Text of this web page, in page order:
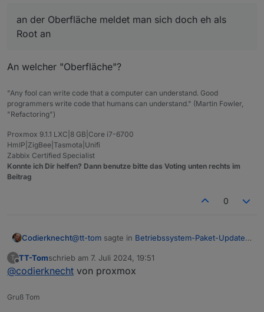
an der Oberfläche meldet man sich doch eh als
Root an
An welcher "Oberfläche"?
"Any fool can write code that a computer can understand. Good
programmers write code that humans can understand." (Martin Fowler,
"Refactoring")
Proxmox 9.1.1 LXC|8 GB|Core i7-6700
HmIP|ZigBee|Tasmota|Unifi
Zabbix Certified Specialist
Konnte ich Dir helfen? Dann benutze bitte das Voting unten rechts im
Beitrag
0
Codierknecht@tt-tom sagte in Betriebssystem-Paket-Updates,
an der Oberfläche meldet man sich doch eh
T
Offline
TT-Tomschrieb am 7. Juli 2024, 19:51
zuletzt editiert von
@codierknecht von proxmox
Gruß Tom